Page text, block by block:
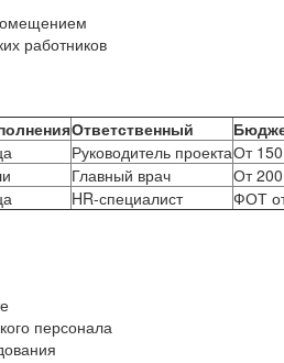
работников
Ответственный
Руководитель проектаОт
Главный врач
От
HR-специалист ФОТ
персонала